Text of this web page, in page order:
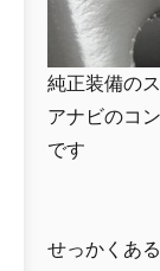
純正装備の
アナビのコ
です
せっかくあ